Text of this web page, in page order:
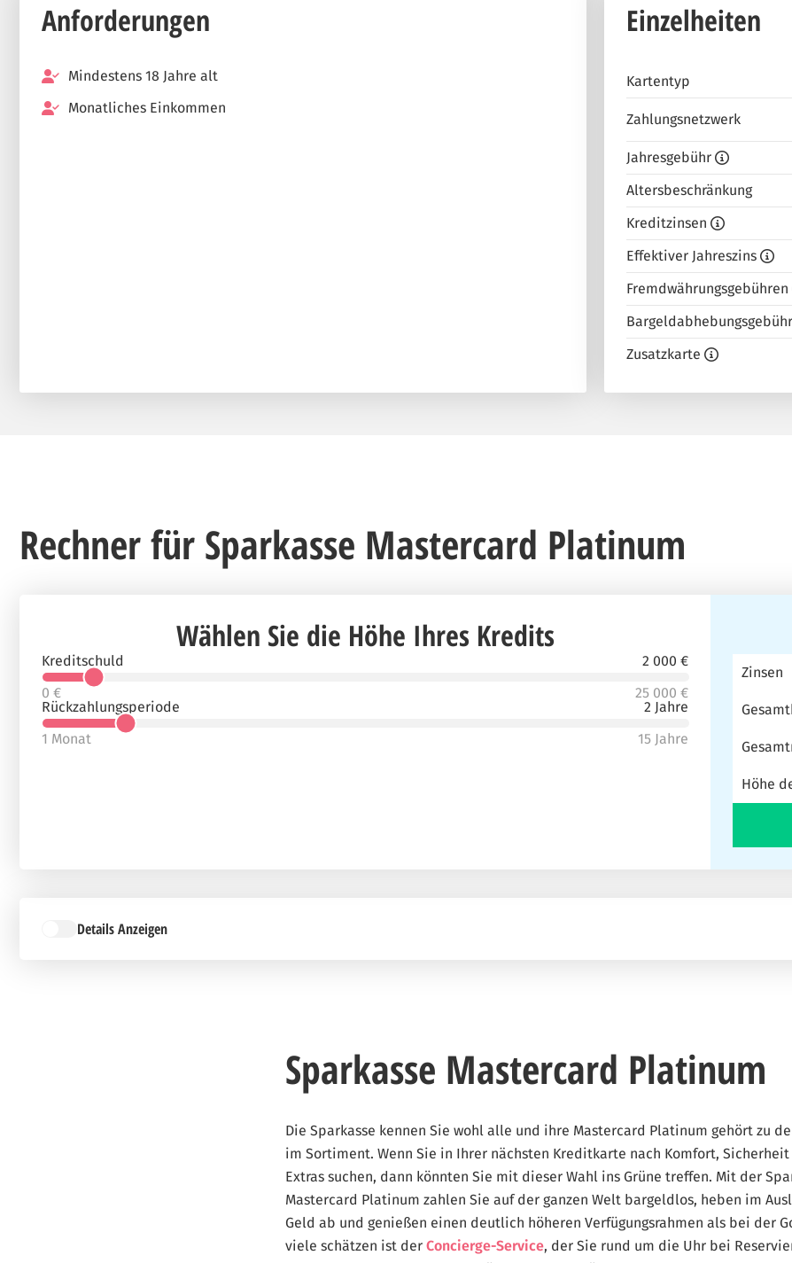
Anforderungen
Mindestens 18 Jahre alt
Monatliches Einkommen
Einzelheiten
Kartentyp
Zahlungsnetzwerk
Jahresgebühr
Altersbeschränkung
Kreditzinsen
Effektiver Jahreszins
Fremdwährungsgebühren
Zusatzkarte
Rechner für Sparkasse Mastercard Platinum
Wählen Sie die Höhe Ihres Kredits
Kreditschuld
2 000 €
0 €
25 000 €
Rückzahlungsperiode
2 Jahre
1 Monat
15 Jahre
Zinsen
Höhe
Details Anzeigen
Sparkasse Mastercard Platinum
Die Sparkasse kennen Sie wohl alle und ihre Mastercard Platinum gehört zu
im Sortiment. Wenn Sie in Ihrer nächsten Kreditkarte nach Komfort,
Extras suchen, dann könnten Sie mit dieser Wahl ins Grüne treffen. Mit der
Mastercard Platinum zahlen Sie auf der ganzen Welt bargeldlos, heben im
Geld ab und genießen einen deutlich höheren Verfügungsrahmen als bei der
viele schätzen ist der Concierge-Service, der Sie rund um die Uhr bei